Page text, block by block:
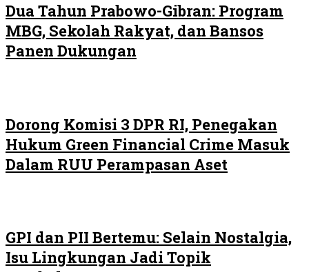
Dua Tahun Prabowo-Gibran: Program
MBG, Sekolah Rakyat, dan Bansos
Panen Dukungan
Dorong Komisi 3 DPR RI, Penegakan
Hukum Green Financial Crime Masuk
Dalam RUU Perampasan Aset
GPI dan PII Bertemu: Selain Nostalgia,
Isu Lingkungan Jadi Topik